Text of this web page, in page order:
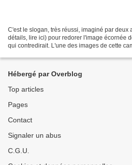
C'est le slogan, très réussi, imaginé par deux
détails, lire ici) pour redorer l'image écornée
qui contredirait. L'une des images de cette
Hébergé par Overblog
Top articles
Pages
Contact
Signaler un abus
C.G.U.